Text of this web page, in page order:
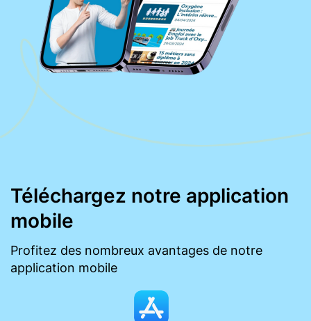
Téléchargez notre application
mobile
Profitez des nombreux avantages de notre
application mobile